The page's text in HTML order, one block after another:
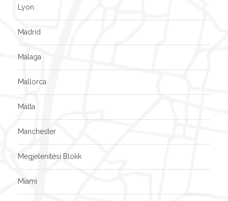
Lyon
Madrid
Malaga
Mallorca
Málta
Manchester
Megjelenítési Blokk
Miami